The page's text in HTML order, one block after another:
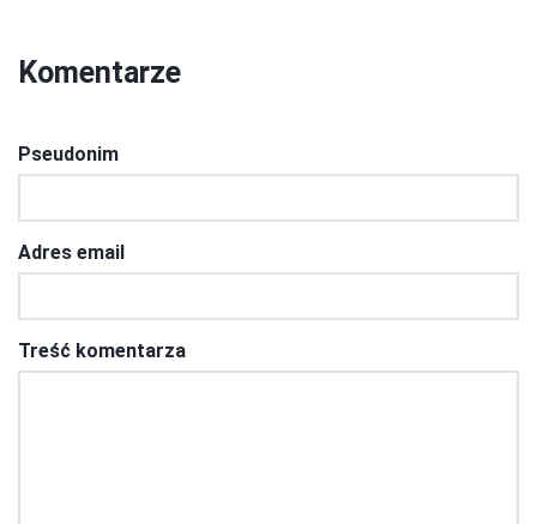
Komentarze
Pseudonim
Adres email
Treść komentarza